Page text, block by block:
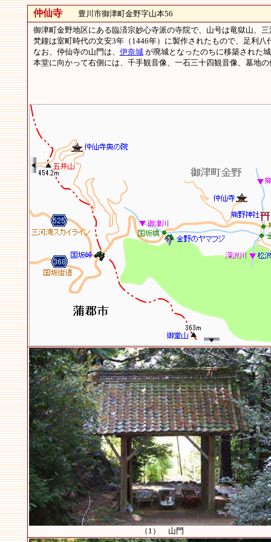
仲仙寺豊川市御津町金野字山本56
御津町金野地区にある臨済宗妙心寺派の寺院で、山号は竜獄山、
梵鐘は室町時代の文安3年（1446年）に製作されたもので、足利
なお、仲仙寺の山門は、 伊奈城が廃城となったのちに移築された
本堂に向かって右側には、千手観音像、一石三十四観音像、墓地
（1） 山門